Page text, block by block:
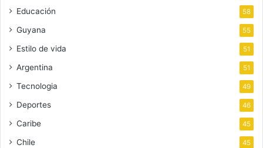
Educación 58
Guyana 55
Estilo de vida 51
Argentina 51
Tecnologia 49
Deportes 46
Caribe 45
Chile 45